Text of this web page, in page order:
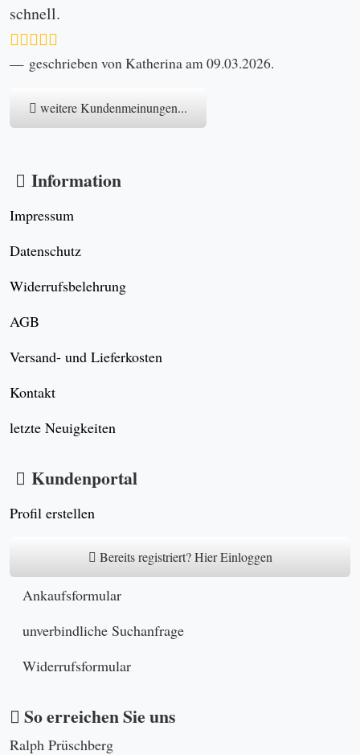
schnell.
geschrieben von Katherina am 09.03.2026.
weitere Kundenmeinungen...
Information
Impressum
Datenschutz
Widerrufsbelehrung
AGB
Versand- und Lieferkosten
Kontakt
letzte Neuigkeiten
Kundenportal
Profil erstellen
Bereits registriert? Hier Einloggen
Ankaufsformular
unverbindliche Suchanfrage
Widerrufsformular
So erreichen Sie uns
Ralph Prüschberg